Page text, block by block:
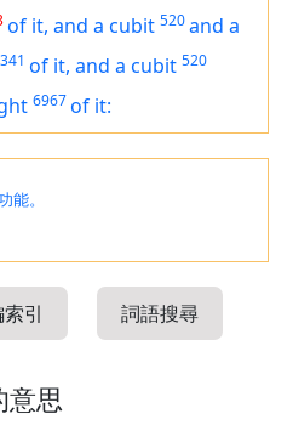
of it, and a cubit 520and a
of it, and a cubit 520
6967of it:
能。
引 詞語搜尋
意思